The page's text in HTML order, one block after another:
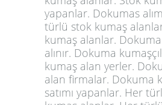
yapanlar. Dokumas
türlü stok kumaş
kumaş alanlar.
alınır. Dokuma
kumaş alan yerler.
alan firmalar. Dokuma
satımı yapanlar. Her